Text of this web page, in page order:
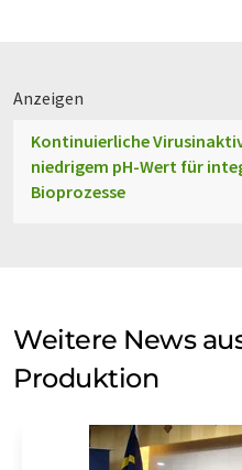
Anzeigen
Kontinuierliche
niedrigem pH-Wert für
Bioprozesse
Weitere News
Produktion